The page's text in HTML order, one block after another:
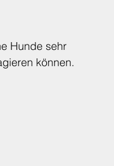
Hunde sehr
können.